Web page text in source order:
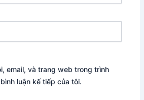
email, và trang web trong trình
luận kế tiếp của tôi.